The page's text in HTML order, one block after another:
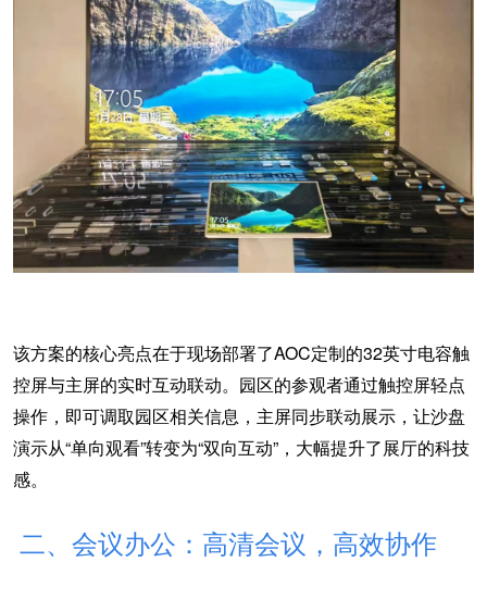
该方案的核心亮点在于现场部署了AOC定制的32英寸电容触
控屏与主屏的实时互动联动。 园区的参观者通过触控屏轻点
操作，即可调取园区相关信息，主屏同步联动展示，让沙盘
演示从“单向观看”转变为“双向互动”，大幅提升了展厅的科技
感。
二、会议办公：高清会议，高效协作